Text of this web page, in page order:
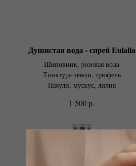
Душистая вода - спрей Eulalia
Шиповник, розовая вода
Тинктура земли, трюфель
Пачули, мускус, лилия
1 500р.